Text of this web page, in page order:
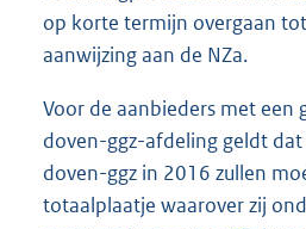
op korte termijn overgaan
aanwijzing aan de NZa.
Voor de aanbieders met een
doven-ggz-afdeling geldt
doven-ggz in 2016 zullen
totaalplaatje waarover zij